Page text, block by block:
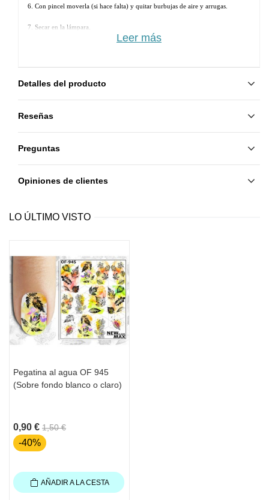
6. Con pincel moverla (si hace falta) y quitar burbujas de aire y arrugas.
7. Secar en la lámpara.
Leer más
Detalles del producto
Reseñas
Preguntas
Opiniones de clientes
LO ÚLTIMO VISTO
Pegatina al agua OF 945
(Sobre fondo blanco o claro)
0,90 € 1,50 €
-40%
AÑADIR A LA CESTA